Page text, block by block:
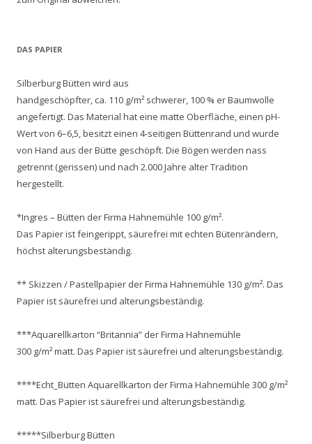
DAS PAPIER
Silberburg Bütten wird aus
handgeschöpfter, ca. 110 g/m² schwerer, 100 % er Baumwolle
angefertigt. Das Material hat eine matte Oberfläche, einen pH-
Wert von 6–6,5, besitzt einen 4-seitigen Büttenrand und wurde
von Hand aus der Bütte geschöpft. Die Bögen werden nass
getrennt (gerissen) und nach 2.000 Jahre alter Tradition
hergestellt.
*Ingres – Bütten der Firma Hahnemühle 100 g/m².
Das Papier ist feingerippt, säurefrei mit echten Bütenrändern,
höchst alterungsbeständig.
** Skizzen / Pastellpapier der Firma Hahnemühle 130 g/m². Das
Papier ist säurefrei und alterungsbeständig.
***Aquarellkarton “Britannia” der Firma Hahnemühle
300 g/m² matt. Das Papier ist säurefrei und alterungsbeständig.
****Echt_Bütten Aquarellkarton der Firma Hahnemühle 300 g/m²
matt. Das Papier ist säurefrei und alterungsbeständig.
*****Silberburg Bütten